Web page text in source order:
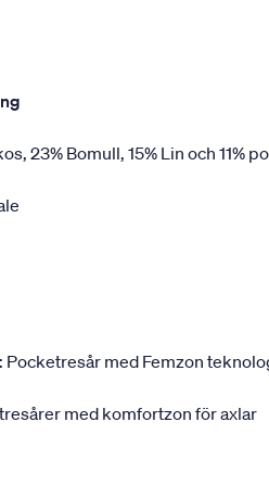
23% Bomull, 15% Lin och 11%
Pocketresår med Femzon
med komfortzon för axlar